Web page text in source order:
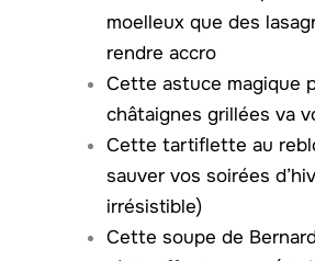
moelleux que des
rendre accro
Cette astuce magique
châtaignes grillées va
Cette tartiflette au
sauver vos soirées
irrésistible)
Cette soupe de